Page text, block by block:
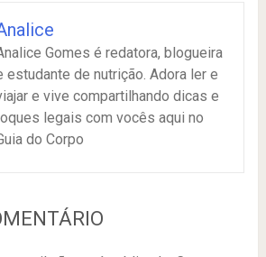
Gomes é redatora, blogueira
estudante de nutrição. Adora ler e
e vive compartilhando dicas e
legais com vocês aqui no
do Corpo